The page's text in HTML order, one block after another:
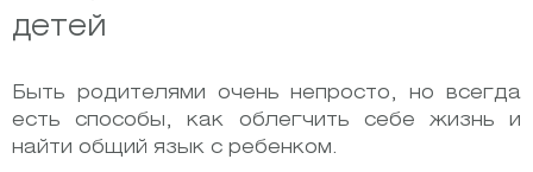
детей
Быть родителями очень непросто, но всегда
есть способы, как облегчить себе жизнь и
найти общий язык с ребенком.